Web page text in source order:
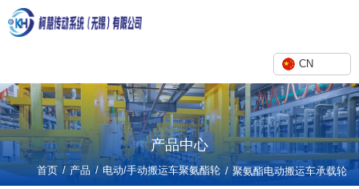
CN
产品中心
首页 / 产品 / 电动/手动搬运车聚氨酯轮 / 聚氨酯电动搬运车承载轮